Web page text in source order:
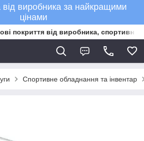
від виробника за найкращими
цінами
покриття від виробника, спортивне
Спортивне обладнання та інвентар